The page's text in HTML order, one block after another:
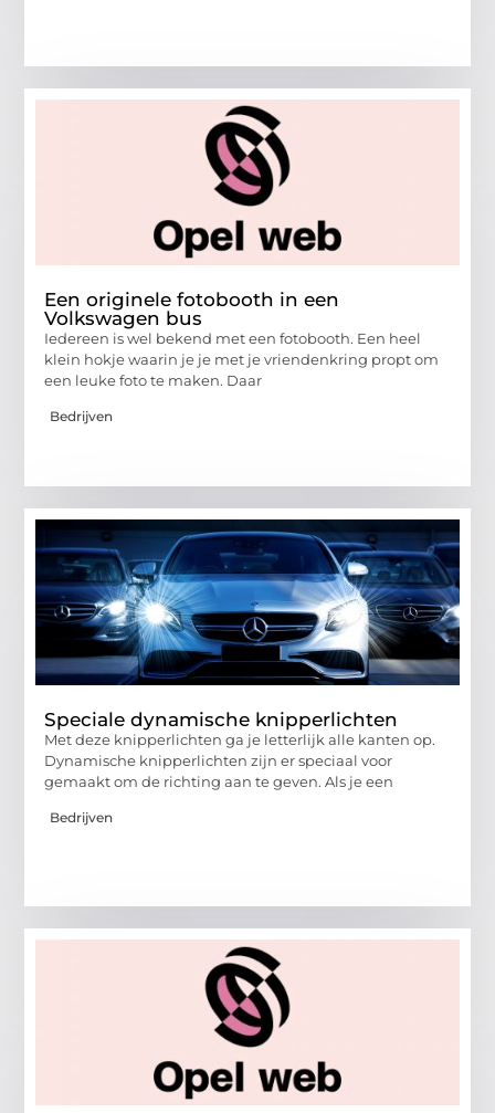
Een originele fotobooth in een
Volkswagen bus
Iedereen is wel bekend met een fotobooth. Een heel
klein hokje waarin je je met je vriendenkring propt om
een leuke foto te maken. Daar
Bedrijven
Speciale dynamische knipperlichten
Met deze knipperlichten ga je letterlijk alle kanten op.
Dynamische knipperlichten zijn er speciaal voor
gemaakt om de richting aan te geven. Als je een
Bedrijven